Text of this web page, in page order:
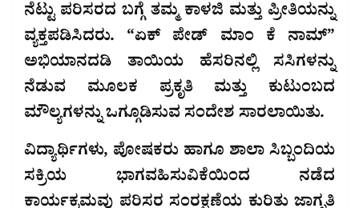
ನೆಟ್ಟು ಪರಿಸರದ ಬಗ್ಗೆ ತಮ್ಮ ಕಾಳಜಿ ಮತ್ತು ಪ್ರೀತಿಯನ್ನು
ವ್ಯಕ್ತಪಡಿಸಿದರು. “ಏಕ್ ಪೇಡ್ ಮಾಂ ಕೆ ನಾಮ್”
ಅಭಿಯಾನದಡಿ ತಾಯಿಯ ಹೆಸರಿನಲ್ಲಿ ಸಸಿಗಳನ್ನು
ನೆಡುವ ಮೂಲಕ ಪ್ರಕೃತಿ ಮತ್ತು ಕುಟುಂಬದ
ಮೌಲ್ಯಗಳನ್ನು ಒಗ್ಗೂಡಿಸುವ ಸಂದೇಶ ಸಾರಲಾಯಿತು.
ವಿದ್ಯಾರ್ಥಿಗಳು, ಪೋಷಕರು ಹಾಗೂ ಶಾಲಾ ಸಿಬ್ಬಂದಿಯ
ಸಕ್ರಿಯ ಭಾಗವಹಿಸುವಿಕೆಯಿಂದ ನಡೆದ